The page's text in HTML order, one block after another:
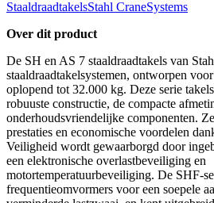
StaaldraadtakelsStahl CraneSystems
Over dit product
De SH en AS 7 staaldraadtakels van
staaldraadtakelsystemen, ontworpen
oplopend tot 32.000 kg. Deze serie
robuuste constructie, de compacte
onderhoudsvriendelijke componenten.
prestaties en economische voordelen
Veiligheid wordt gewaarborgd door
een elektronische overlastbeveiliging en
motortemperatuurbeveiliging. De SHF-
frequentieomvormers voor een soepele